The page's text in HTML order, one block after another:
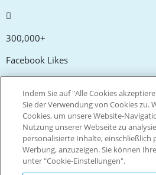
300,000+
Facebook Likes
20,000+
Gutscheincodes
Live more. Spend less.
Indem Sie auf "Alle Cookies
Sie der Verwendung von Cookies zu.
Cookies, um unsere Website-
Nutzung unserer Webseite zu
personalisierte Inhalte, einschließlich
Werbung, anzuzeigen. Sie können
unter "Cookie-Einstellungen".